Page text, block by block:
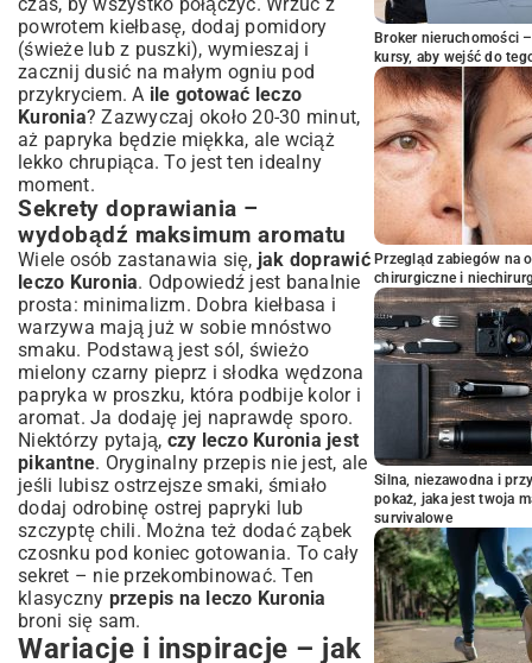
powrotem kiełbasę, dodaj pomidory
(świeże lub z puszki), wymieszaj i
zacznij dusić na małym ogniu pod
przykryciem. A ile gotować leczo
Kuronia? Zazwyczaj około 20-30 minut,
aż papryka będzie miękka, ale wciąż
lekko chrupiąca. To jest ten idealny
moment.
Sekrety doprawiania –
wydobądź maksimum aromatu
Wiele osób zastanawia się, jak doprawić
leczo Kuronia. Odpowiedź jest banalnie
prosta: minimalizm. Dobra kiełbasa i
warzywa mają już w sobie mnóstwo
smaku. Podstawą jest sól, świeżo
mielony czarny pieprz i słodka wędzona
papryka w proszku, która podbije kolor i
aromat. Ja dodaję jej naprawdę sporo.
Niektórzy pytają, czy leczo Kuronia jest
pikantne. Oryginalny przepis nie jest, ale
jeśli lubisz ostrzejsze smaki, śmiało
dodaj odrobinę ostrej papryki lub
szczyptę chili. Można też dodać ząbek
czosnku pod koniec gotowania. To cały
sekret – nie przekombinować. Ten
klasyczny przepis na leczo Kuronia
broni się sam.
Wariacje i inspiracje – jak
Broker nieruchomości
kursy, aby wejść do
Przegląd zabiegów na
chirurgiczne i
Silna, niezawodna i
pokaż, jaka jest twoja
survivalowe